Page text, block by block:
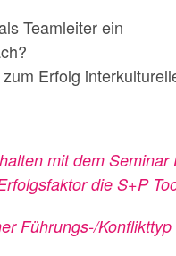
Teamleiter ein
Erfolg
mit dem Seminar
die S+P
Führungs-/